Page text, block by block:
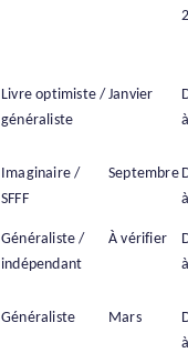
Livre optimiste /
généraliste
Janvier
Imaginaire /
SFFF
Septembre
Généraliste /
indépendant
À vérifier
Généraliste Mars